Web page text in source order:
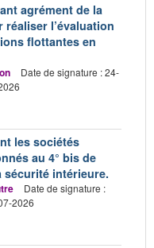
agrément de la
réaliser l’évaluation
flottantes en
Date de signature : 24-
les sociétés
au 4° bis de
sécurité intérieure.
Date de signature :
2026